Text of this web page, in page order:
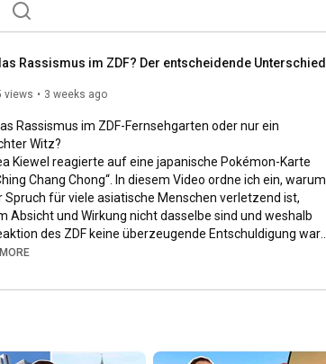
Rassismus im ZDF? Der entscheidende Unterschied
views 3 weeks ago
Rassismus im ZDF-Fernsehgarten oder nur ein
Witz?
Kiewel reagierte auf eine japanische Pokémon-Karte
Chang Chong“. In diesem Video ordne ich ein, warum
Spruch für viele asiatische Menschen verletzend ist,
Absicht und Wirkung nicht dasselbe sind und weshalb
des ZDF keine überzeugende Entschuldigung war.
es nicht darum, eine Person an den Pranger zu stellen,